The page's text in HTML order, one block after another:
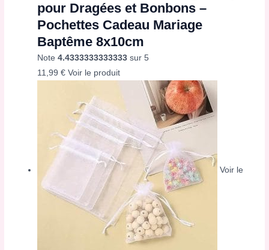
pour Dragées et Bonbons –
Pochettes Cadeau Mariage
Baptême 8x10cm
Note4.4333333333333 sur 5
11,99€ Voir le produit
Voir le